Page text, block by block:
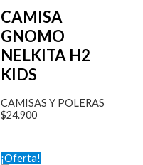
CAMISA
GNOMO
NELKITA H2
KIDS
CAMISAS Y POLERAS
$24.900
¡Oferta!